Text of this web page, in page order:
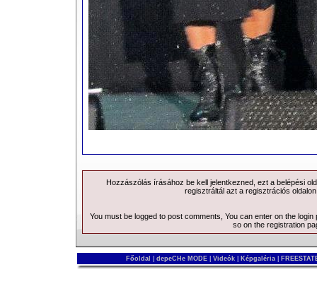
Hozzászólás írásához be kell jelentkezned, ezt a belépési
regisztráltál azt a regisztrációs
You must be logged to post comments, You can enter on the login
so on the registration
Főoldal depeCHe MODE Videók Képgaléria